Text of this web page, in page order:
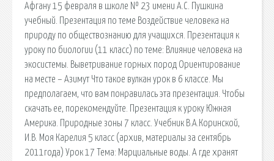
Афгану 15 февраля в школе № 23 имени А.С. Пушкина
учебный. Презентация по теме Воздействие человека на
природу по обществознанию для учащихся. Презентация к
уроку по биологии (11 класс) по теме: Влияние человека на
экосистемы. Выветривание горных пород Ориентирование
на месте – Азимут Что такое вулкан урок в 6 классе. Мы
предполагаем, что вам понравилась эта презентация. Чтобы
скачать ее, порекомендуйте. Презентация к уроку Южная
Америка. Природные зоны 7 класс. Учебник В.А.Коринской,
И.В. Моя Карелия 5 класс (архив, материалы за сентябрь
2011года) Урок 17 Тема: Марциальные воды. А где хранят